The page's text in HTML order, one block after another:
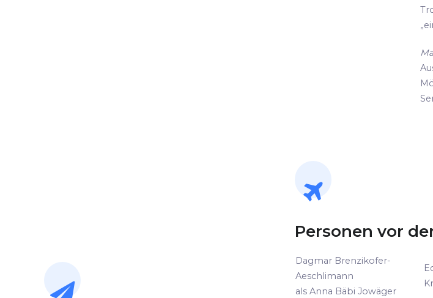
Personen vor
Dagmar Brenzikofer-
Aeschlimann
als Anna Bäbi Jowäger